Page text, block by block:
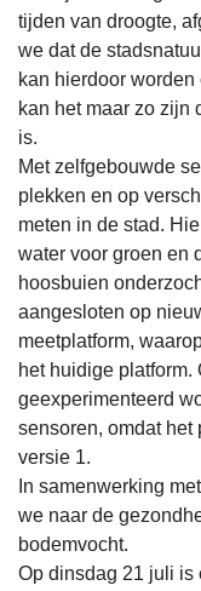
tijden van droogte,
we dat de
kan hierdoor
kan het maar zo zijn
is.
Met zelfgebouwde
plekken en op
meten in de stad.
water voor groen en
hoosbuien
aangesloten op
meetplatform,
het huidige
geexperimenteerd
sensoren, omdat het
versie 1.
In samenwerking
we naar de
bodemvocht.
Op dinsdag 21 juli is